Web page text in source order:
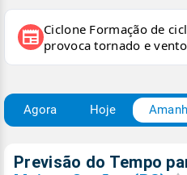
newspaper Ciclone Formação de
provoca tornado e
no RS
Agora Hoje
Previsão do Tempo